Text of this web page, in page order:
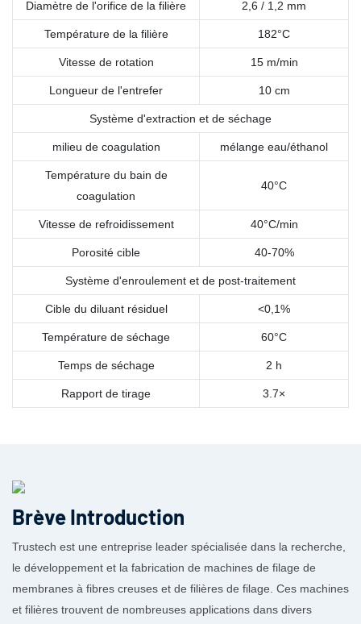
Diamètre de l'orifice de la filière 2,6 / 1,2 mm
Température de la filière 182°C
Vitesse de rotation 15 m/min
Longueur de l'entrefer 10 cm
Système d'extraction et de séchage
milieu de coagulation mélange eau/éthanol
Température du bain de
coagulation
40°C
Vitesse de refroidissement 40°C/min
Porosité cible 40-70%
Système d'enroulement et de post-traitement
Cible du diluant résiduel <0,1%
Température de séchage 60°C
Temps de séchage 2 h
Rapport de tirage 3.7×
Brève Introduction
Trustech est une entreprise leader spécialisée dans la recherche,
le développement et la fabrication de machines de filage de
membranes à fibres creuses et de filières de filage. Ces machines
et filières trouvent de nombreuses applications dans divers